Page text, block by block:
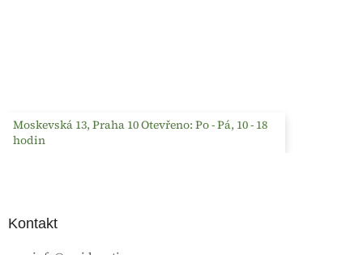
Moskevská 13, Praha 10 Otevřeno: Po - Pá, 10 - 18
hodin
Kontakt